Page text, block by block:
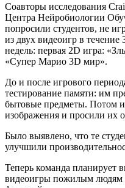
Соавторы исследования
Центра Нейробиологии
попросили студентов, не
из двух видеоигр в
недель: первая 2D игра:
«Супер Марио 3D мир».
До и после игрового
тестирование памяти: им
бытовые предметы. Потом
изображения и просили их
Было выявлено, что те
улучшили
Теперь команда планирует
видеоигры пожилым людям